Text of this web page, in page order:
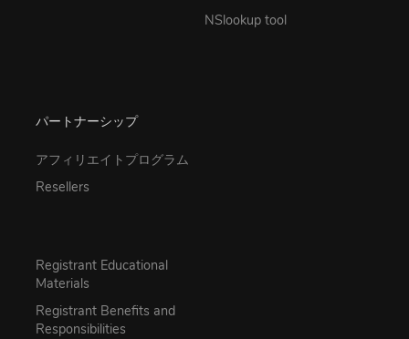
NSlookup tool
パートナーシップ
アフィリエイトプログラム
Resellers
Registrant Educational
Materials
Registrant Benefits and
Responsibilities